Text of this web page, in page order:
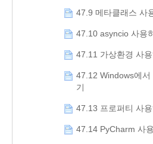
47.9 메타클래스 사
47.10 asyncio 사용
47.11 가상환경 사
47.12 Windows에
기
47.13 프로퍼티 사
47.14 PyCharm 사